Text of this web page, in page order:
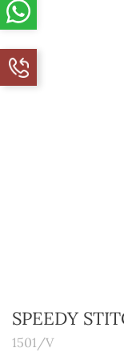
SPEEDY
1501/V